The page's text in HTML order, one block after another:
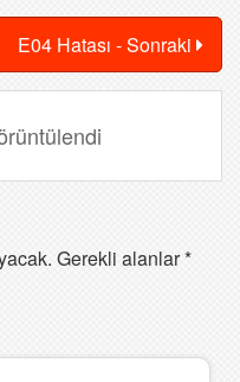
E04 Hatası - Sonraki
Gerekli alanlar*